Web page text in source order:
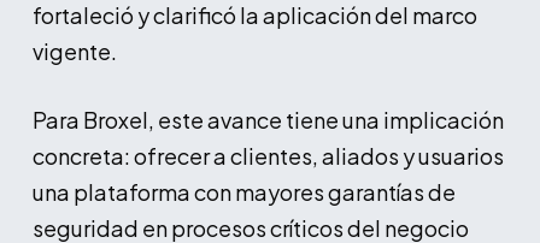
fortaleció y clarificó la aplicación del marco
vigente.
Para Broxel, este avance tiene una implicación
concreta: ofrecer a clientes, aliados y usuarios
una plataforma con mayores garantías de
seguridad en procesos críticos del negocio